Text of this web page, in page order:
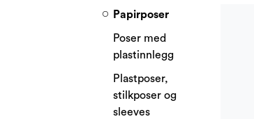
Papirposer
Poser med
plastinnlegg
Plastposer,
stilkposer og
sleeves